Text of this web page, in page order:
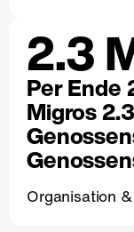
2.3
Per Ende
Migros
Organisation